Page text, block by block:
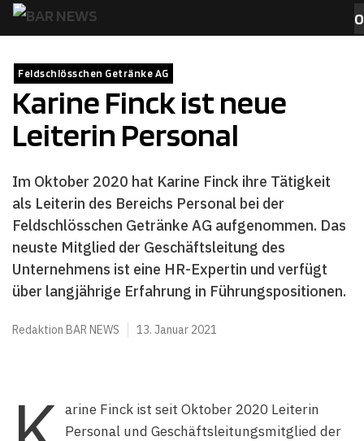
Zum
Inhalt
0
Feldschlösschen Getränke AG
Karine Finck ist neue
Leiterin Personal
Im Oktober 2020 hat Karine Finck ihre Tätigkeit
als Leiterin des Bereichs Personal bei der
Feldschlösschen Getränke AG aufgenommen. Das
neuste Mitglied der Geschäftsleitung des
Unternehmens ist eine HR-Expertin und verfügt
über langjährige Erfahrung in Führungspositionen.
Redaktion BAR NEWS 13. Januar 2021
arine Finck ist seit Oktober 2020 Leiterin
Personal und Geschäftsleitungsmitglied der